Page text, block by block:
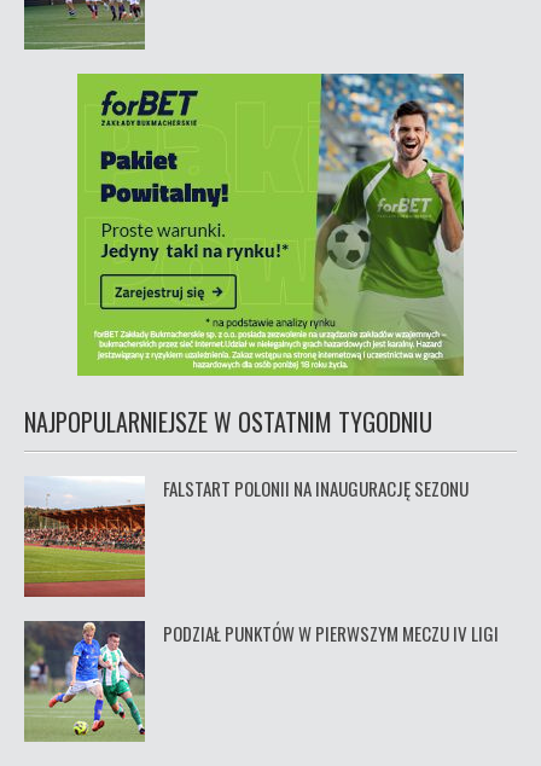
NAJPOPULARNIEJSZE W OSTATNIM TYGODNIU
FALSTART POLONII NA INAUGURACJĘ SEZONU
PODZIAŁ PUNKTÓW W PIERWSZYM MECZU IV LIGI